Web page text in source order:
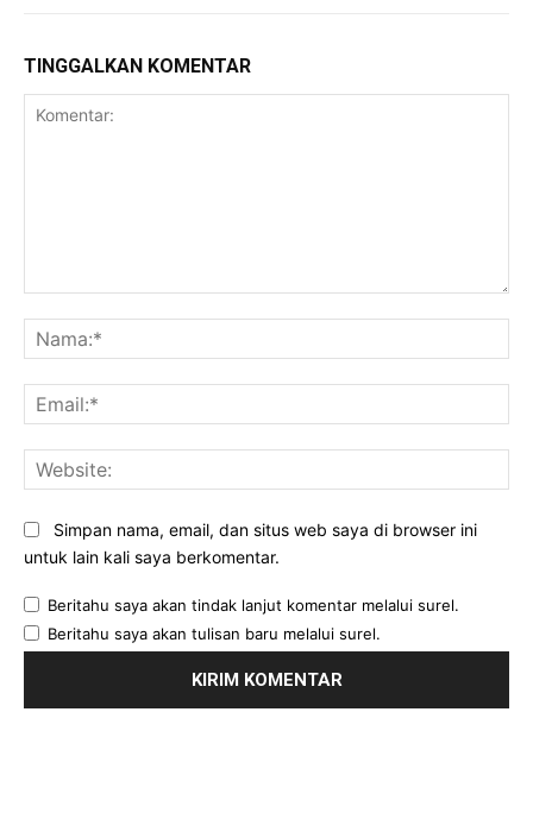
TINGGALKAN KOMENTAR
Simpan nama, email, dan situs web saya di browser ini
untuk lain kali saya berkomentar.
Beritahu saya akan tindak lanjut komentar melalui surel.
Beritahu saya akan tulisan baru melalui surel.